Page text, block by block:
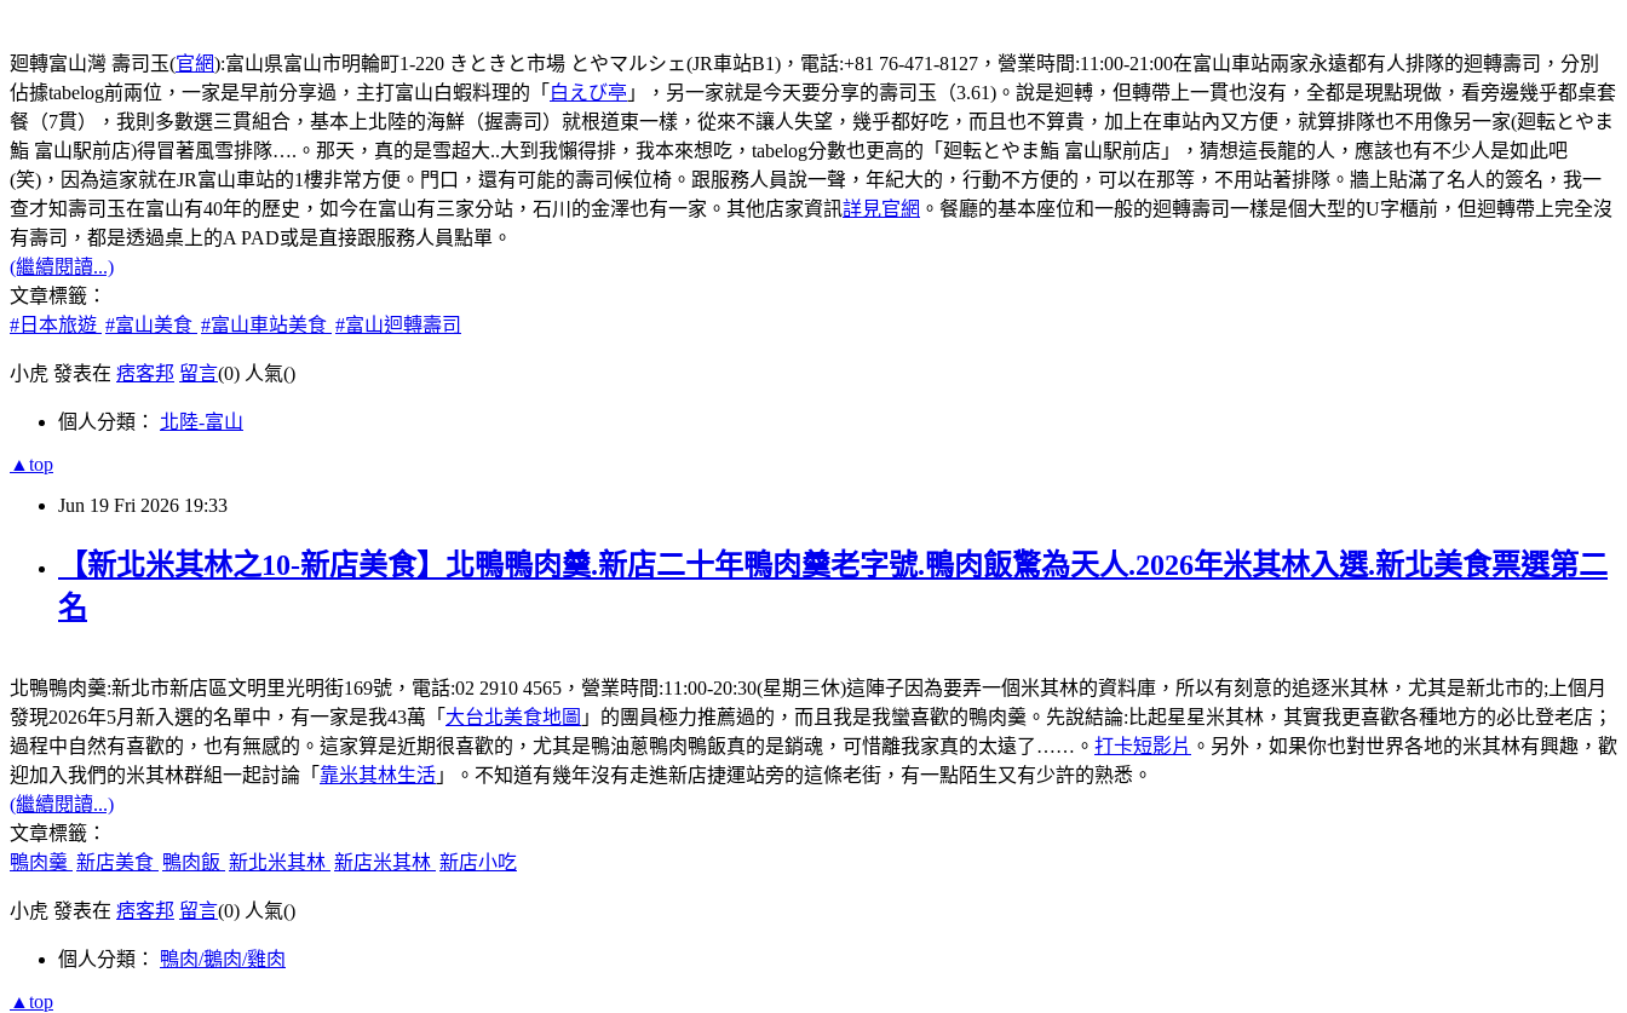
廻轉富山灣 壽司玉(官網):富山県富山市明輪町1-220 きときと市場 とやマルシェ(JR車站B1)，電話:+81 76-471-8127，營業時間:11:00-21:00在富山車站兩家永遠都有人排隊的迴轉壽司，分別
佔據tabelog前兩位，一家是早前分享過，主打富山白蝦料理的「 白えび亭 」，另一家就是今天要分享的壽司玉（3.61)。說是迴𨍭，但轉帶上一貫也沒有，全都是現點現做，看旁邊幾乎都桌套
餐（7貫），我則多數選三貫組合，基本上北陸的海鮮（握壽司）就根道東一樣，從來不讓人失望，幾乎都好吃，而且也不算貴，加上在車站內又方便，就算排隊也不用像另一家(廻転とやま
鮨 富山駅前店)得冒著風雪排隊….。那天，真的是雪超大..大到我懶得排，我本來想吃，tabelog分數也更高的「廻転とやま鮨 富山駅前店」，猜想這長龍的人，應該也有不少人是如此吧
(笑)，因為這家就在JR富山車站的1樓非常方便。門口，還有可能的壽司候位椅。跟服務人員說一聲，年紀大的，行動不方便的，可以在那等，不用站著排隊。牆上貼滿了名人的簽名，我一
查才知壽司玉在富山有40年的歷史，如今在富山有三家分站，石川的金澤也有一家。其他店家資訊詳見官網 。餐廳的基本座位和一般的迴轉壽司一樣是個大型的U字櫃前，但迴轉帶上完全沒
有壽司，都是透過桌上的A PAD或是直接跟服務人員點單。
(繼續閱讀...)
文章標籤：
#日本旅遊 #富山美食 #富山車站美食 #富山迴轉壽司
小虎 發表在 痞客邦 留言(0) 人氣()
個人分類： 北陸-富山
▲top
Jun 19 Fri 2026 19:33
【新北米其林之10-新店美食】北鴨鴨肉羹.新店二十年鴨肉羹老字號.鴨肉飯驚為天人.2026年米其林入選.新北美食票選第二
名
北鴨鴨肉羹:新北市新店區文明里光明街169號，電話:02 2910 4565，營業時間:11:00-20:30(星期三休)這陣子因為要弄一個米其林的資料庫，所以有刻意的追逐米其林，尤其是新北市的;上個月
發現2026年5月新入選的名單中，有一家是我43萬「 大台北美食地圖 」的團員極力推薦過的，而且我是我蠻喜歡的鴨肉羹。先說結論:比起星星米其林，其實我更喜歡各種地方的必比登老店；
過程中自然有喜歡的，也有無感的。這家算是近期很喜歡的，尤其是鴨油蔥鴨肉鴨飯真的是銷魂，可惜離我家真的太遠了……。 打卡短影片 。另外，如果你也對世界各地的米其林有興趣，歡
迎加入我們的米其林群組一起討論「 靠米其林生活 」。不知道有幾年沒有走進新店捷運站旁的這條老街，有一點陌生又有少許的熟悉。
(繼續閱讀...)
文章標籤：
鴨肉羹 新店美食 鴨肉飯 新北米其林 新店米其林 新店小吃
小虎 發表在 痞客邦 留言(0) 人氣()
個人分類： 鴨肉/鵝肉/雞肉
▲top